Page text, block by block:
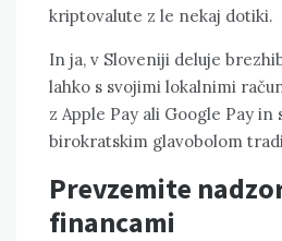
kriptovalute z le nekaj dotiki.
In ja, v Sloveniji deluje
lahko s svojimi lokalnimi
z Apple Pay ali Google Pay in
birokratskim glavobolom
Prevzemite
financami